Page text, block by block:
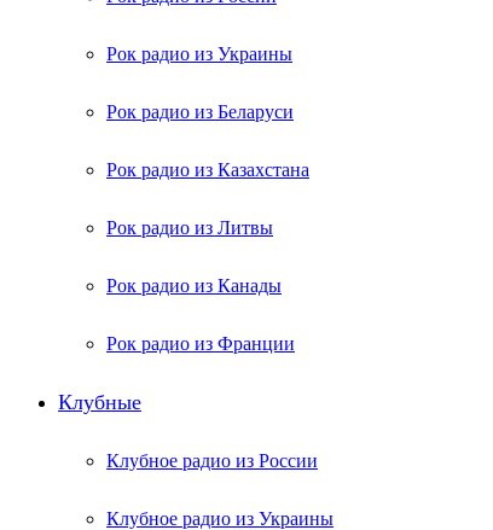
Рок радио из Украины
Рок радио из Беларуси
Рок радио из Казахстана
Рок радио из Литвы
Рок радио из Канады
Рок радио из Франции
Клубные
Клубное радио из России
Клубное радио из Украины